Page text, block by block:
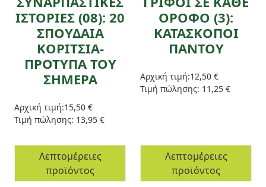
ΙΣΤΟΡΙΕΣ (08): 20
ΣΠΟΥΔΑΙΑ
ΚΟΡΙΤΣΙΑ-
ΠΡΟΤΥΠΑ ΤΟΥ
ΣΗΜΕΡΑ
Αρχική τιμή:15,50 €
Τιμή πώλησης: 13,95 €
Λεπτομέρειες
προϊόντος
ΟΡΟΦΟ (3):
ΚΑΤΑΣΚΟΠΟΙ
ΠΑΝΤΟΥ
Αρχική τιμή:12,50 €
Τιμή πώλησης: 11,25 €
Λεπτομέρειες
προϊόντος